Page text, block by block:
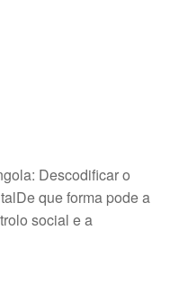
Descodificar o
que forma pode a
social e a